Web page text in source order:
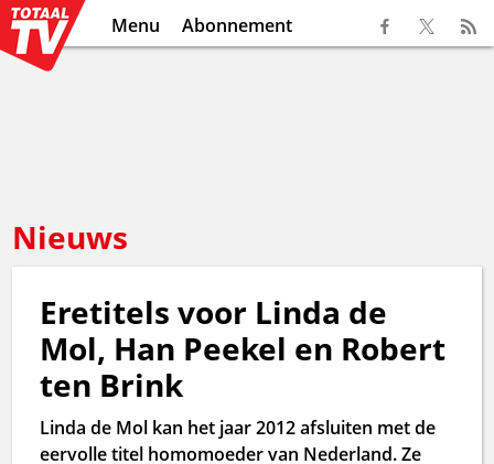
Menu Abonnement
Nieuws
Eretitels voor Linda de
Mol, Han Peekel en Robert
ten Brink
Linda de Mol kan het jaar 2012 afsluiten met de
eervolle titel homomoeder van Nederland. Ze